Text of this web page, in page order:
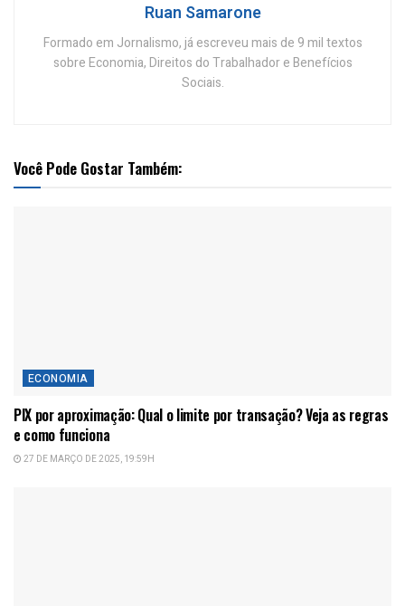
Ruan Samarone
Formado em Jornalismo, já escreveu mais de 9 mil textos
sobre Economia, Direitos do Trabalhador e Benefícios
Sociais.
Você Pode Gostar Também:
ECONOMIA
PIX por aproximação: Qual o limite por transação? Veja as regras
e como funciona
27 DE MARÇO DE 2025, 19:59H